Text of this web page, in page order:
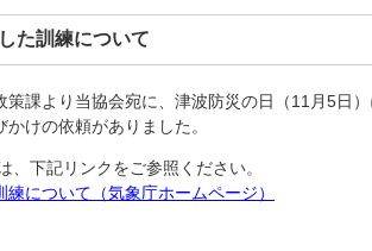
た訓練について
策課より当協会宛に、津波防災の日（11月5日
けの依頼がありました。
、下記リンクをご参照ください。
について（気象庁ホームページ）